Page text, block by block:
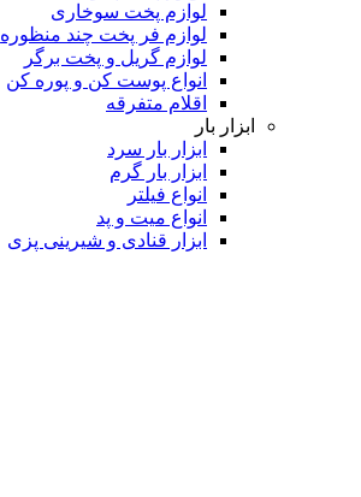
لوازم پخت سوخاری
لوازم فر پخت چند منظوره
لوازم گریل و پخت برگر
انواع پوست کن و پوره کن
اقلام متفرقه
ابزار بار
ابزار بار سرد
ابزار بار گرم
انواع فیلتر
انواع میت و پد
ابزار قنادی و شیرینی پزی